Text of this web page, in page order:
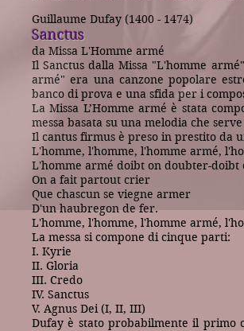
Guillaume Dufay (1400 - 1474)
Sanctus
da Missa L'Homme armé
Il Sanctus dalla Missa "L'homme
armé" era una canzone popolare
banco di prova e una sfida per i
La Missa L’Homme armé è stata
messa basata su una melodia che
Il cantus firmus è preso in prestito da
L'homme, l'homme, l'homme armé,
L'homme armé doibt on doubter-doibt
On a fait partout crier
Que chascun se viegne armer
D'un haubregon de fer.
L'homme, l'homme, l'homme armé,
La messa si compone di cinque parti:
I. Kyrie
II. Gloria
III. Credo
IV. Sanctus
V. Agnus Dei (I, II, III)
Dufay è stato probabilmente il primo